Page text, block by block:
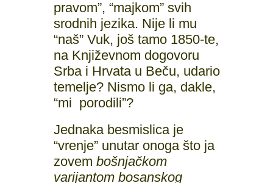
pravom”, “majkom” svih
srodnih jezika. Nije li mu
“naš” Vuk, još tamo 1850-te,
na Književnom dogovoru
Srba i Hrvata u Beču, udario
temelje? Nismo li ga, dakle,
“mi porodili”?
Jednaka besmislica je
“vrenje” unutar onoga što ja
zovem bošnjačkom
varijantom bosanskog